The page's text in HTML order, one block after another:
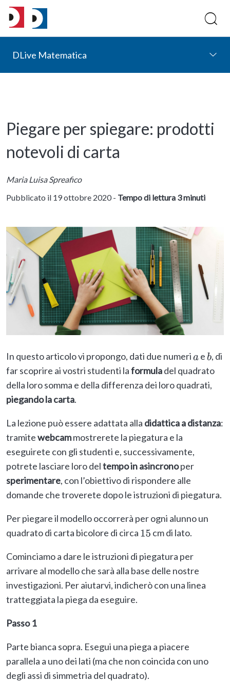
DLive Matematica
Piegare per spiegare: prodotti
notevoli di carta
Maria Luisa Spreafico
Pubblicato il 19 ottobre 2020 - Tempo di lettura 3 minuti
In questo articolo vi propongo, dati due numeriaeb, di
far scoprire ai vostri studenti laformuladel quadrato
della loro somma e della differenza dei loro quadrati,
piegando la carta.
La lezione può essere adattata alla didattica a distanza:
tramitewebcammostrerete la piegatura e la
eseguirete con gli studenti e, successivamente,
potrete lasciare loro deltempo in asincronoper
sperimentare, con l’obiettivo di rispondere alle
domande che troverete dopo le istruzioni di piegatura.
Per piegare il modello occorrerà per ogni alunno un
quadrato di carta bicolore di circa 15 cm di lato.
Cominciamo a dare le istruzioni di piegatura per
arrivare al modello che sarà alla base delle nostre
investigazioni. Per aiutarvi, indicherò con una linea
tratteggiata la piega da eseguire.
Passo 1
Parte bianca sopra. Esegui una piega a piacere
parallela a uno dei lati (ma che non coincida con uno
degli assi di simmetria del quadrato).